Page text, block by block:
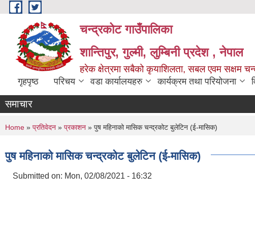
Skip to main content
चन्द्रकोट गाउँपालिका
शान्तिपुर, गुल्मी, लुम्बिनी प्रदेश , नेपाल
हरेक क्षेत्रमा सबैको कृयाशिलता, सबल एवम सक्षम
गृहपृष्ठ परिचय वडा कार्यालयहरु कार्यक्रम तथा परियोजना
समाचार
You are here
Home » प्रतिवेदन » प्रकाशन » पुष महिनाको मासिक चन्द्रकोट बुलेटिन (ई-मासिक)
पुष महिनाको मासिक चन्द्रकोट बुलेटिन (ई-मासिक)
Submitted on: Mon, 02/08/2021 - 16:32